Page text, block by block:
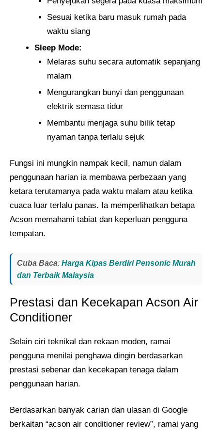
Sesuai ketika baru masuk rumah pada
waktu siang
Sleep Mode:
Melaras suhu secara automatik sepanjang
malam
Mengurangkan bunyi dan penggunaan
elektrik semasa tidur
Membantu menjaga suhu bilik tetap
nyaman tanpa terlalu sejuk
Fungsi ini mungkin nampak kecil, namun dalam
penggunaan harian ia membawa perbezaan yang
ketara terutamanya pada waktu malam atau ketika
cuaca luar terlalu panas. Ia memperlihatkan betapa
Acson memahami tabiat dan keperluan pengguna
tempatan.
Cuba Baca: Harga Kipas Berdiri Pensonic Murah
dan Terbaik Malaysia
Prestasi dan Kecekapan Acson Air
Conditioner
Selain ciri teknikal dan rekaan moden, ramai
pengguna menilai penghawa dingin berdasarkan
prestasi sebenar dan kecekapan tenaga dalam
penggunaan harian.
Berdasarkan banyak carian dan ulasan di Google
berkaitan “acson air conditioner review”, ramai yang